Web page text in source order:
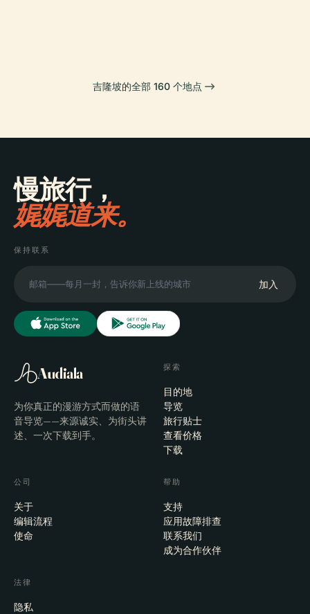
吉隆坡的全部 160 个地点
慢旅行，
娓娓道来。
保持联系
加入
Audiala
为你真正的漫游方式而做的语
音导览——来源诚实、为街头讲
述、一次下载到手。
探索
目的地
导览
旅行贴士
查看价格
下载
公司
关于
编辑流程
使命
帮助
支持
应用故障排查
联系我们
成为合作伙伴
法律
隐私